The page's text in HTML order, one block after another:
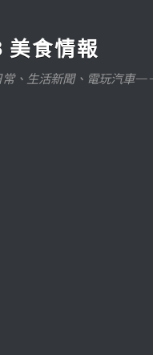
食情報
常、生活新聞、電玩汽車